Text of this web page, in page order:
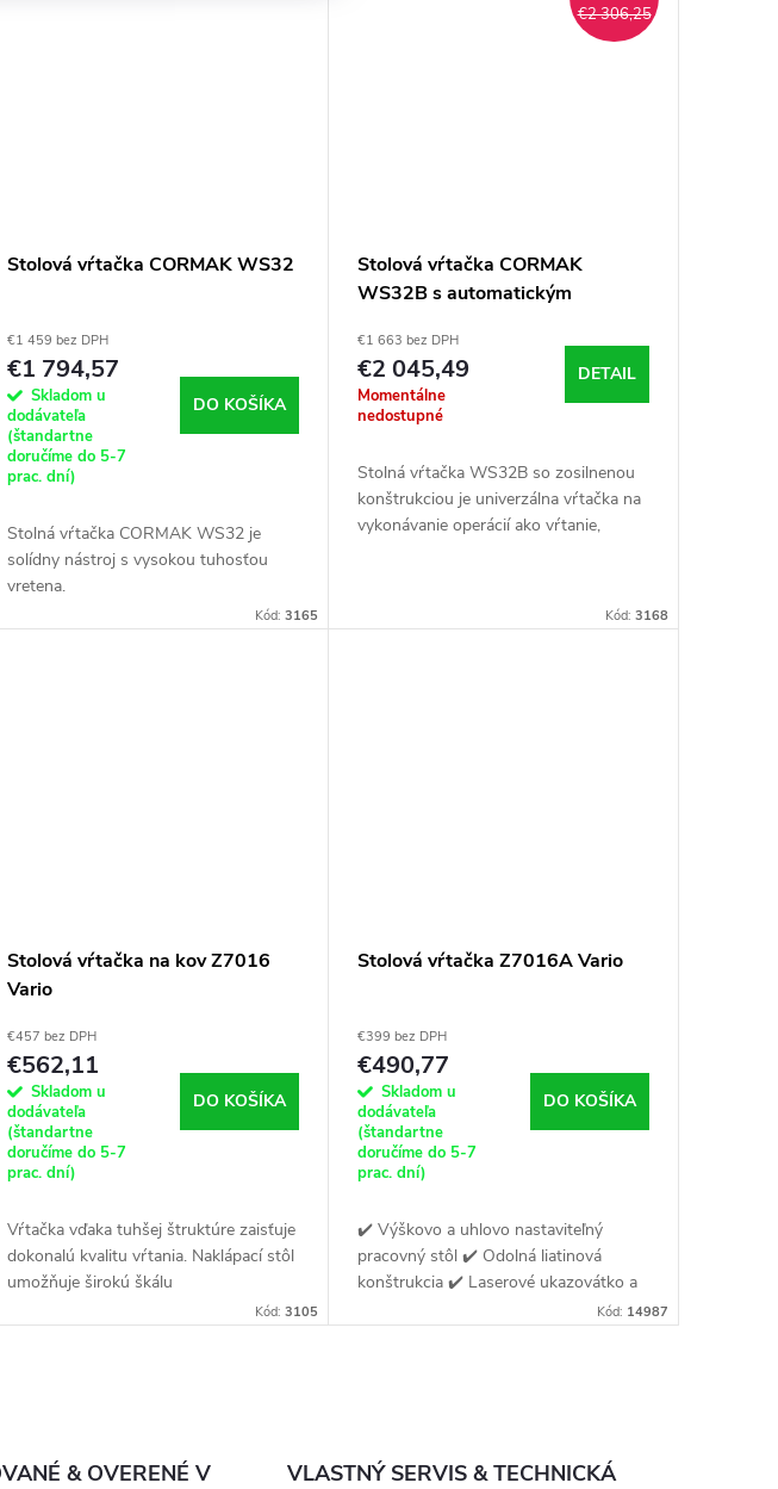
Stolová vŕtačka CORMAK WS32
€1 459 bez DPH
€1 794,57
Skladom u
dodávateľa
(štandartne
doručíme do 5-7
prac. dní)
DO KOŠÍKA
Stolná vŕtačka CORMAK WS32 je
solídny nástroj s vysokou tuhosťou
vretena.
Kód: 3165
€2 306,25
Stolová vŕtačka CORMAK
WS32B s automatickým
€1 663 bez DPH
€2 045,49
Momentálne
nedostupné
DETAIL
Stolná vŕtačka WS32B so zosilnenou
konštrukciou je univerzálna vŕtačka na
vykonávanie operácií ako vŕtanie,
Kód: 3168
Stolová vŕtačka na kov Z7016
Vario
€457 bez DPH
€562,11
Skladom u
dodávateľa
(štandartne
doručíme do 5-7
prac. dní)
DO KOŠÍKA
Vŕtačka vďaka tuhšej štruktúre zaisťuje
dokonalú kvalitu vŕtania. Naklápací stôl
umožňuje širokú škálu
spracovania. Zariadenie je vybavenéKód: 3105
Stolová vŕtačka Z7016A Vario
€399 bez DPH
€490,77
Skladom u
dodávateľa
(štandartne
doručíme do 5-7
prac. dní)
DO KOŠÍKA
✔️ Výškovo a uhlovo nastaviteľný
pracovný stôl ✔️ Odolná liatinová
konštrukcia ✔️ Laserové ukazovátko a
Kód: 14987
& OVERENÉ V
VLASTNÝ SERVIS & TECHNICKÁ